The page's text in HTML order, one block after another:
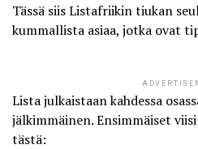
Tässä siisListafriikintiukan
kummallista asiaa, jotka ovat
Lista julkaistaan kahdessa
jälkimmäinen. Ensimmäiset
tästä: